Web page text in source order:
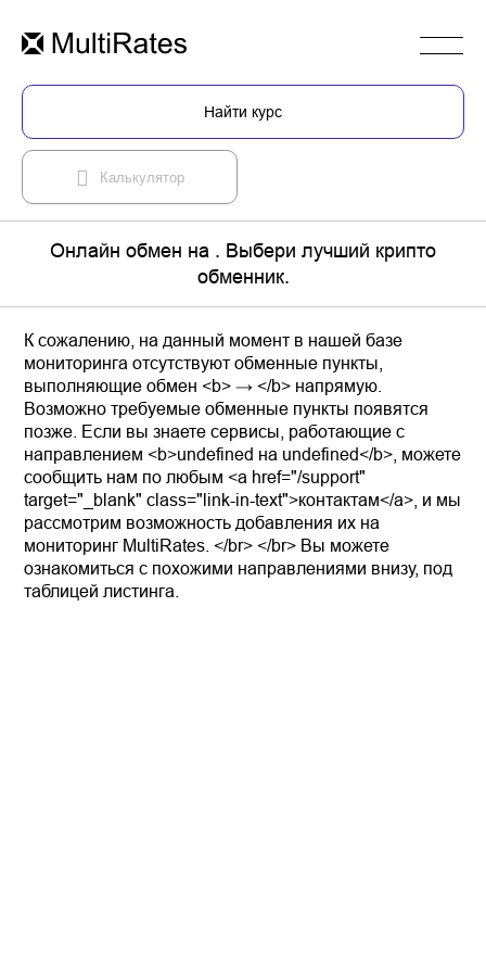
Найти курс
Калькулятор
Онлайн обмен на . Выбери лучший крипто
обменник.
К сожалению, на данный момент в нашей базе
мониторинга отсутствуют обменные пункты,
выполняющие обмен <b> → </b> напрямую.
Возможно требуемые обменные пункты появятся
позже. Если вы знаете сервисы, работающие с
направлением <b>undefined на undefined</b>, можете
сообщить нам по любым <a href="/support"
target="_blank" class="link-in-text">контактам</a>, и мы
рассмотрим возможность добавления их на
мониторинг MultiRates. </br> </br> Вы можете
ознакомиться с похожими направлениями внизу, под
таблицей листинга.